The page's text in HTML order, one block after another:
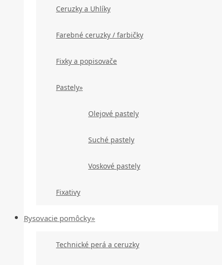
Ceruzky a Uhlíky
Farebné ceruzky / farbičky
Fixky a popisovače
Pastely»
Olejové pastely
Suché pastely
Voskové pastely
Fixativy
Rysovacie pomôcky»
Technické perá a ceruzky